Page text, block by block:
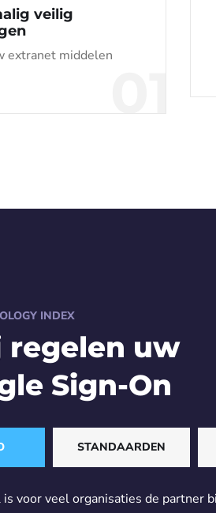
veilig
extranet middelen
INDEX
regelen uw
Sign-On
STANDAARDEN
is voor veel organisaties de partner